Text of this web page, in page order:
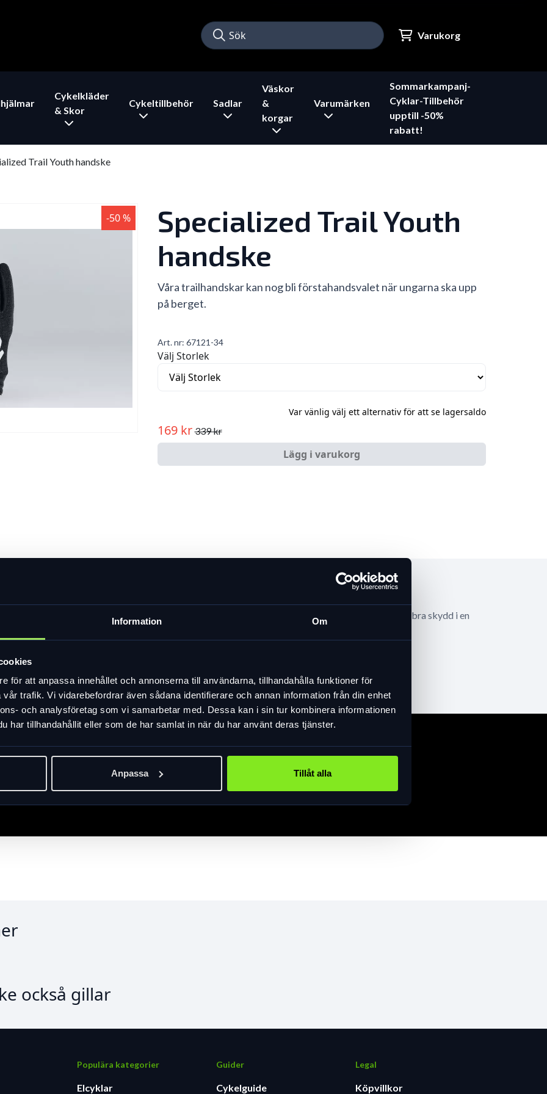
Information Om
för att anpassa innehållet och annonserna till användarna, tillhandahålla funktioner för
trafik. Vi vidarebefordrar även sådana identifierare och annan information från din enhet
och analysföretag som vi samarbetar med. Dessa kan i sin tur kombinera informationen
har tillhandahållit eller som de har samlat in när du har använt deras tjänster.
Anpassa Tillåt alla
Varukorg
Cykelkläder
& Skor
Cykeltillbehör Sadlar
Väskor
&
korgar
Varumärken
Sommarkampanj-
Cyklar-Tillbehör
upptill -50%
rabatt!
Trail Youth handske
-50 %
Specialized Trail Youth
handske
Våra trailhandskar kan nog bli förstahandsvalet när ungarna ska upp
på berget.
Art. nr: 67121-34
Välj Storlek
Var vänlig välj ett alternativ för att se lagersaldo
169 kr 339 kr
Lägg i varukorg
slitstark AX-mocka i handflatan och extra ventilation för tryckpunkter. Det ger dig bra skydd i en
och bromskontroll.
ger komfort och tålighet i många olika förhållanden på stigen.
också gillar
Populära kategorier
Elcyklar
Guider
Cykelguide
Legal
Köpvillkor